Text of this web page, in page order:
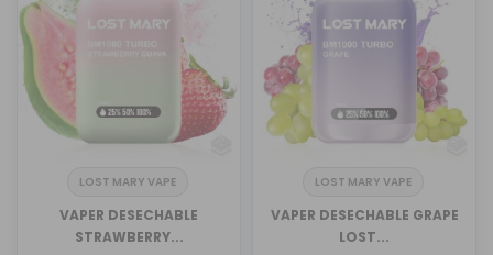
LOST MARY VAPE
VAPER DESECHABLE
STRAWBERRY...
LOST MARY VAPE
VAPER DESECHABLE GRAPE
LOST...